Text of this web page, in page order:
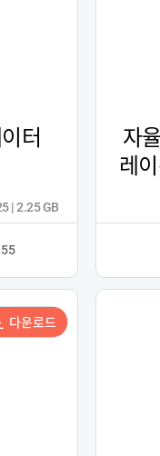
터
| 2.25 GB
자
레
다운로드